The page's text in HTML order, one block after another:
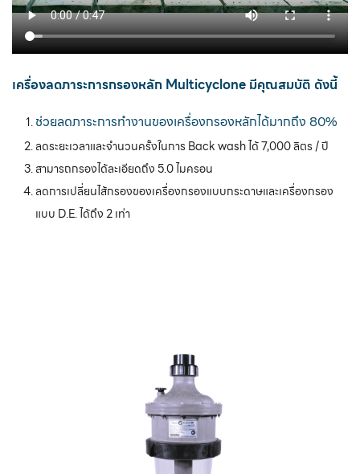
เครื่องลดภาระการกรองหลัก Multicyclone มีคุณสมบัติ ดังนี้
ช่วยลดภาระการทำงานของเครื่องกรองหลักได้มากถึง 80%
ลดระยะเวลาและจำนวนครั้งในการ Back wash ได้ 7,000 ลิตร / ปี
สามารถกรองได้ละเอียดถึง 5.0 ไมครอน
ลดการเปลี่ยนไส้กรองของเครื่องกรองแบบกระดาษและเครื่องกรอง
แบบ D.E. ได้ถึง 2 เท่า